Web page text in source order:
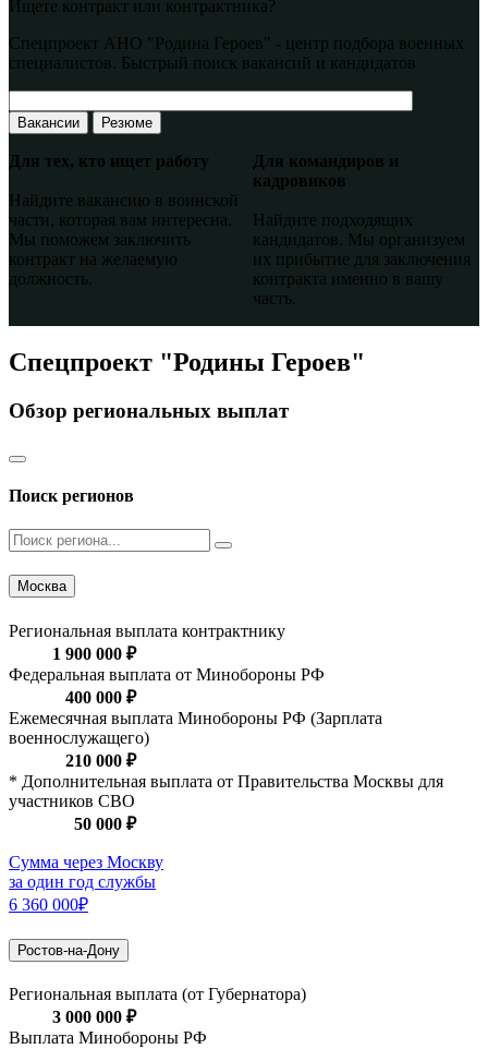
Ищете контракт или контрактника?
Спецпроект АНО "Родина Героев" - центр подбора военных
специалистов. Быстрый поиск вакансий и кандидатов
Вакансии Резюме
Для тех, кто ищет работу
Найдите вакансию в воинской
части, которая вам интересна.
Мы поможем заключить
контракт на желаемую
должность.
Для командиров и
кадровиков
Найдите подходящих
кандидатов. Мы организуем
их прибытие для заключения
контракта именно в вашу
часть.
Спецпроект "Родины Героев"
Обзор региональных выплат
Поиск регионов
Москва
Региональная выплата контрактнику
1 900 000 ₽
Федеральная выплата от Минобороны РФ
400 000 ₽
Ежемесячная выплата Минобороны РФ (Зарплата
военнослужащего)
210 000 ₽
* Дополнительная выплата от Правительства Москвы для
участников СВО
50 000 ₽
Сумма через Москву
за один год службы
6 360 000₽
Ростов-на-Дону
Региональная выплата (от Губернатора)
3 000 000 ₽
Выплата Минобороны РФ